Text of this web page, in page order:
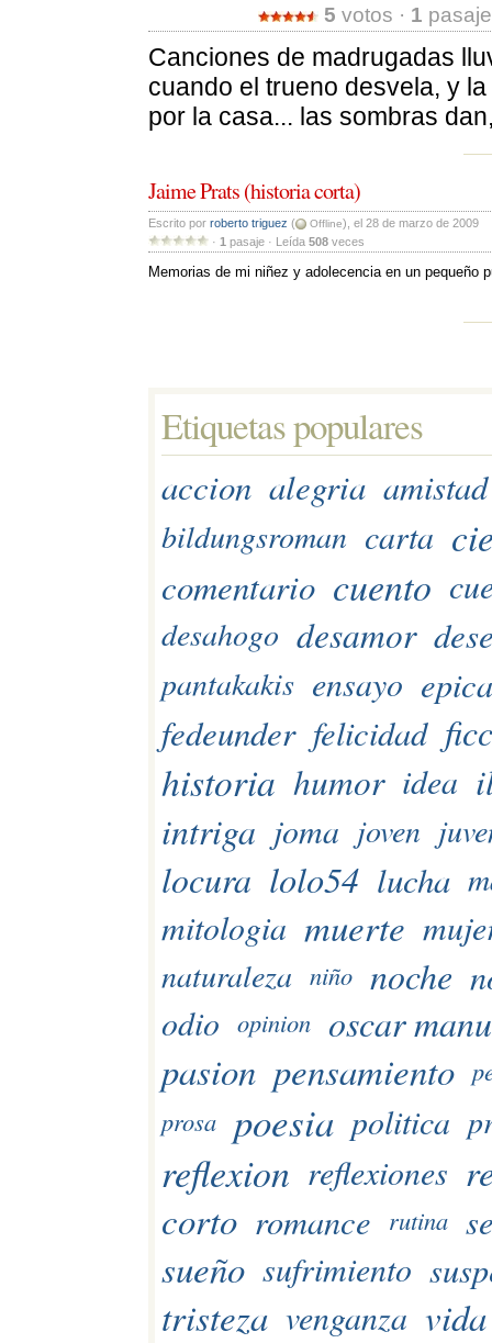
5 votos · 1
Canciones de madrugadas
cuando el trueno desvela, y
por la casa... las sombras
Jaime Prats (historia corta)
Escrito por roberto triguez ( Offline), el 28 de marzo de 2009
· 1 pasaje · Leída 508 veces
Memorias de mi niñez y adolecencia en un pequeño
Etiquetas populares
accion alegria amistad
bildungsroman carta
comentario cuento
desahogo desamor
pantakakis ensayo epica
fedeunder felicidad
historia humor idea
intriga joma joven
locura lolo54 lucha
mitologia muerte
naturaleza niño noche
odio opinion oscar
pasion pensamiento
prosa poesia politica
reflexion reflexiones
corto romance rutina
sueño sufrimiento
tristeza venganza vida